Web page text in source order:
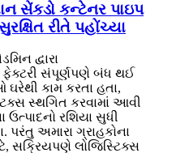
સેંકડો કન્ટેનર પાઇપ
રીતે પહોંચ્યા
દ્વારા
ફેક્ટરી સંપૂર્ણપણે બંધ થઈ
ઘરેથી કામ કરતા હતા,
સ્થગિત કરવામાં આવી
રશિયા સુધી
પરંતુ અમારા ગ્રાહકોના
સક્રિયપણે લોજિસ્ટિક્સ